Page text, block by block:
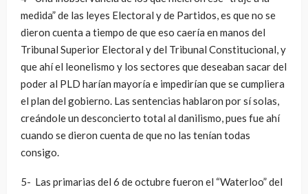
medida” de las leyes Electoral y de Partidos, es que no se
dieron cuenta a tiempo de que eso caería en manos del
Tribunal Superior Electoral y del Tribunal Constitucional, y
que ahí el leonelismo y los sectores que deseaban sacar del
poder al PLD harían mayoría e impedirían que se cumpliera
el plan del gobierno. Las sentencias hablaron por sí solas,
creándole un desconcierto total al danilismo, pues fue ahí
cuando se dieron cuenta de que no las tenían todas
consigo.
5- Las primarias del 6 de octubre fueron el “Waterloo” del